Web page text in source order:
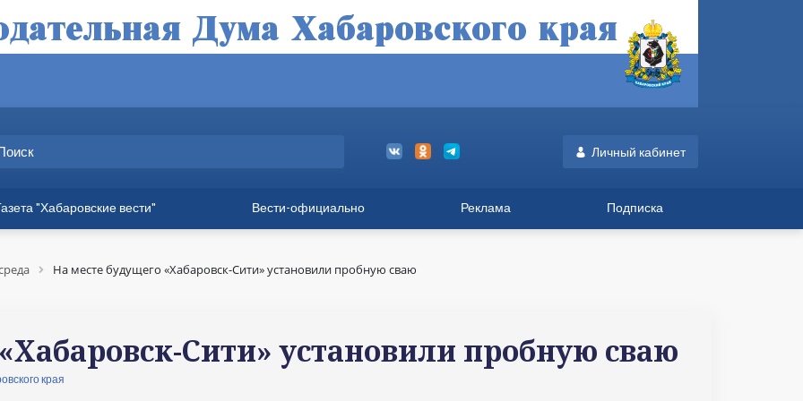
Личный кабинет
"Хабаровские вести"
для хабаровчан
Вести-официально Реклама Подписка
На месте будущего «Хабаровск-Сити» установили пробную сваю
Сити» установили пробную сваю
края